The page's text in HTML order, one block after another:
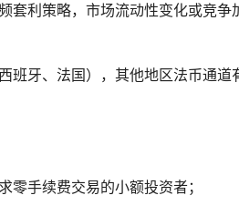
套利策略，市场流动性变化或竞
班牙、法国），其他地区法币通道
零手续费交易的小额投资者；